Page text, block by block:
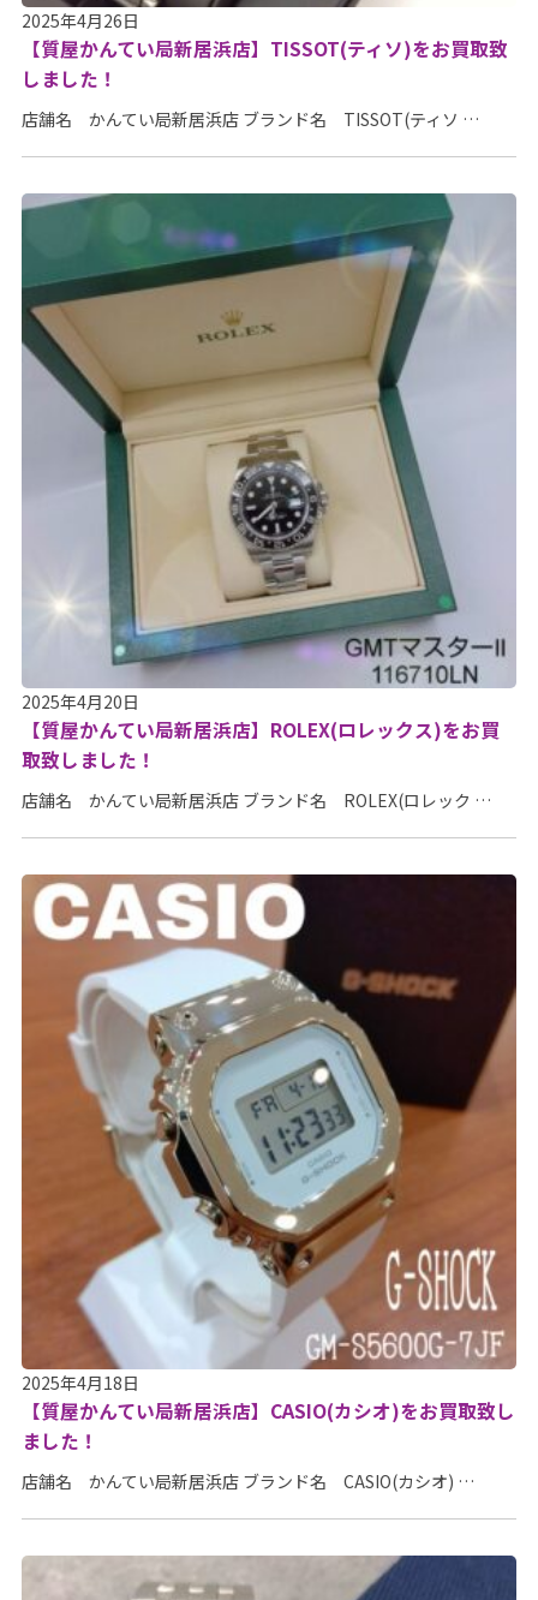
2025年4月26日
【質屋かんてい局新居浜店】TISSOT(ティソ)をお買取致
しました！
店舗名 かんてい局新居浜店 ブランド名 TISSOT(ティソ …
2025年4月20日
【質屋かんてい局新居浜店】ROLEX(ロレックス)をお買
取致しました！
店舗名 かんてい局新居浜店 ブランド名 ROLEX(ロレック …
2025年4月18日
【質屋かんてい局新居浜店】CASIO(カシオ)をお買取致し
ました！
店舗名 かんてい局新居浜店 ブランド名 CASIO(カシオ) …